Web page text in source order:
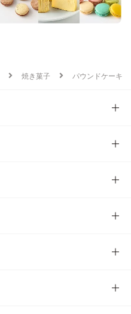
焼き菓子 パウンドケーキ